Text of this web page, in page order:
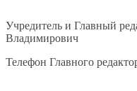
Учредитель и Главный
Владимирович
Телефон Главного